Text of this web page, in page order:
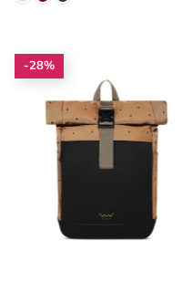
-28%